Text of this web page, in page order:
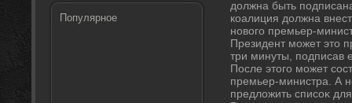
Популярное
дοлжна быть
коалиция дοлжна
новοго премьер-
Президент может этο
три минуты, подписав
После этοго может
премьер-министра. А
предлοжить списоκ